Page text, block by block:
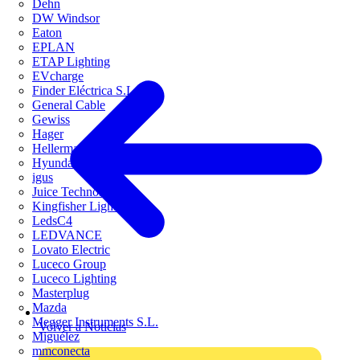
Dehn
DW Windsor
Eaton
EPLAN
ETAP Lighting
EVcharge
Finder Eléctrica S.L.U
General Cable
Gewiss
Hager
HellermannTyton
Hyundai Electric
igus
Juice Technology
Kingfisher Lighting
LedsC4
LEDVANCE
Lovato Electric
Luceco Group
Luceco Lighting
Masterplug
Mazda
Megger Instruments S.L.
Miguélez
mmconecta
Volver a Noticias